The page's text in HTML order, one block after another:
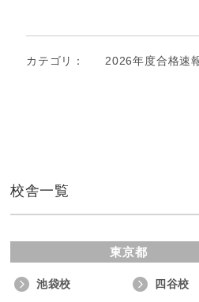
カテゴリ： 2026年度合格速
校舎一覧
東京都
池袋校
四谷校